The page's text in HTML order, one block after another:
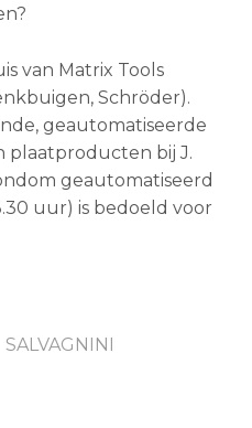
van Matrix Tools
Schröder).
geautomatiseerde
plaatproducten bij J.
geautomatiseerd
uur) is bedoeld voor
SALVAGNINI